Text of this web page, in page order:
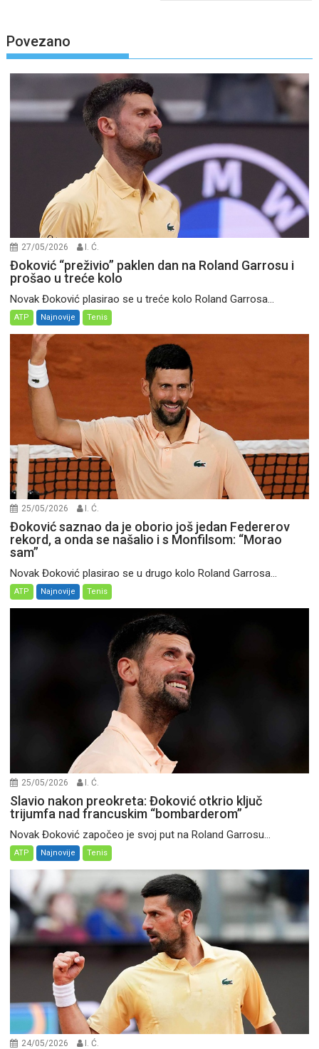
Povezano
27/05/2026 I. Ć.
Đoković “preživio” paklen dan na Roland Garrosu i
prošao u treće kolo
Novak Đoković plasirao se u treće kolo Roland Garrosa...
ATP Najnovije Tenis
25/05/2026 I. Ć.
Đoković saznao da je oborio još jedan Federerov
rekord, a onda se našalio i s Monfilsom: “Morao
sam”
Novak Đoković plasirao se u drugo kolo Roland Garrosa...
ATP Najnovije Tenis
25/05/2026 I. Ć.
Slavio nakon preokreta: Đoković otkrio ključ
trijumfa nad francuskim “bombarderom”
Novak Đoković započeo je svoj put na Roland Garrosu...
ATP Najnovije Tenis
24/05/2026 I. Ć.